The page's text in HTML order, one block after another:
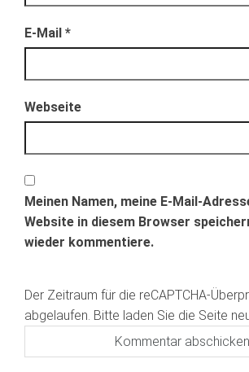
E-Mail *
Webseite
Meinen Namen, meine E-Mail-
Website in diesem Browser
wieder kommentiere.
Der Zeitraum für die reCAPTCHA-
abgelaufen. Bitte laden Sie die Seite